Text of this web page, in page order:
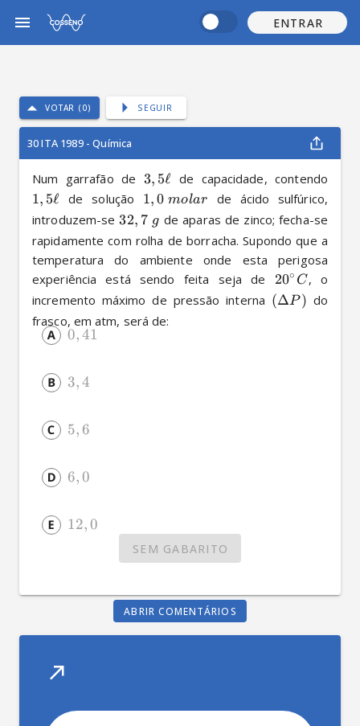
ENTRAR
VOTAR (0) SEGUIR
30 ITA 1989 - Química
Num garrafão de 3, 5ℓ de capacidade, contendo
1, 5ℓ de solução 1,0 molar
de ácido sulfúrico,
introduzem-se 32, 7 g de aparas de zinco; fecha-se
rapidamente com rolha de borracha. Supondo que a
temperatura do ambiente onde esta perigosa
experiência está sendo feita seja de 20∘ C, o
incremento máximo de pressão interna (ΔP ) do
frasco, em atm, será de:
0,41
3,4
5, 6
6,0
12,0
SEM GABARITO
ABRIR COMENTÁRIOS